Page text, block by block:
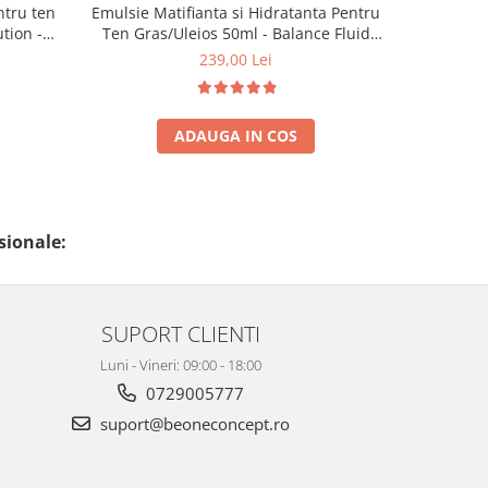
ten
-
Emulsie Matifianta si Hidratanta Pentru
Ten Gras/Uleios 50ml - Balance Fluid
Pure Solution - Bruno Vassari
239,00 Lei
ADAUGA IN COS
SUPORT CLIENTI
Luni - Vineri: 09:00 - 18:00
0729005777
suport@beoneconcept.ro